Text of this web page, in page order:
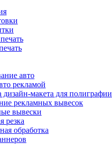
авто
рекламой
дизайн-макета для полиграфии
рекламных вывесок
вывески
резка
обработка